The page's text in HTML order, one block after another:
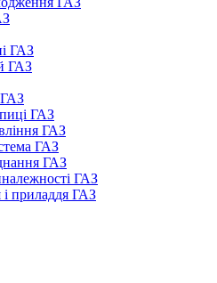
ГАЗ
ГАЗ
ГАЗ
ГАЗ
ГАЗ
ГАЗ
ГАЗ
ГАЗ
і приладдя ГАЗ